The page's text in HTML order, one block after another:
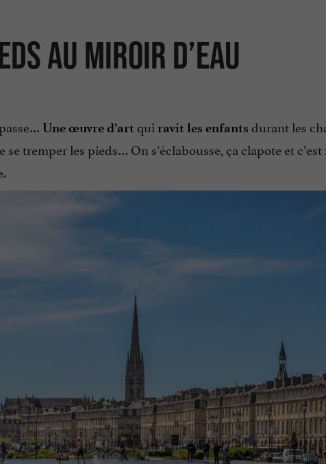
AU MIROIR D’EAU
Une œuvre d’art qui ravit les enfants durant les
tremper les pieds… On s’éclabousse, ça clapote et c’est